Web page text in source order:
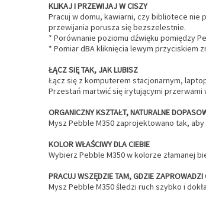
KLIKAJ I PRZEWIJAJ W CISZY
Pracuj w domu, kawiarni, czy bibliotece nie
przewijania porusza się bezszelestnie.
* Porównanie poziomu dźwięku pomiędzy
* Pomiar dBA kliknięcia lewym przyciskiem
ŁĄCZ SIĘ TAK, JAK LUBISZ
Łącz się z komputerem stacjonarnym,
Przestań martwić się irytującymi przerwami
ORGANICZNY KSZTAŁT, NATURALNE
Mysz Pebble M350 zaprojektowano tak,
KOLOR WŁAŚCIWY DLA CIEBIE
Wybierz Pebble M350 w kolorze złamanej
PRACUJ WSZĘDZIE TAM, GDZIE ZAPROWADZI
Mysz Pebble M350 śledzi ruch szybko i